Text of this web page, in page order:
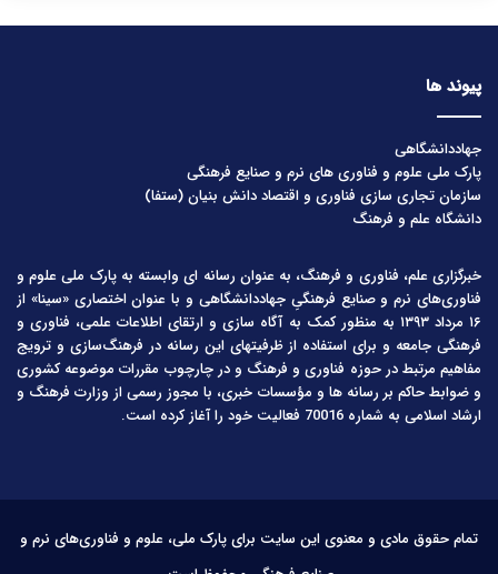
پیوند ها
جهاددانشگاهی
پارک ملی علوم و فناوری های نرم و صنایع فرهنگی
سازمان تجاری سازی فناوری و اقتصاد دانش بنیان (ستفا)
دانشگاه علم و فرهنگ
خبرگزاری علم، فناوری و فرهنگ، به عنوان رسانه ای وابسته به پارک ملی علوم و
فناوری‌های نرم و صنایع فرهنگیِ جهاددانشگاهی و با عنوان اختصاری «سینا» از
۱۶ مرداد ۱۳۹۳ به منظور کمک به آگاه سازی و ارتقای اطلاعات علمی، فناوری و
فرهنگی جامعه و برای استفاده از ظرفیتهای این رسانه در فرهنگ‌سازی و ترویج
مفاهیم مرتبط در حوزه فناوری و فرهنگ و در چارچوب مقررات موضوعه کشوری
و ضوابط حاکم بر رسانه ها و مؤسسات خبری، با مجوز رسمی از وزارت فرهنگ و
ارشاد اسلامی به شماره 70016 فعالیت خود را آغاز کرده است.
تمام حقوق مادی و معنوی این سایت برای پارک ملی، علوم و فناوری‌های نرم و